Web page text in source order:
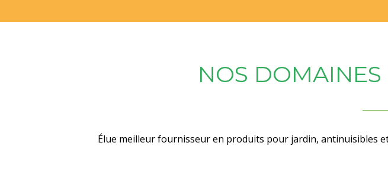
NOS DOMAINES
Élue meilleur fournisseur en produits pour jardin, antinuisibles